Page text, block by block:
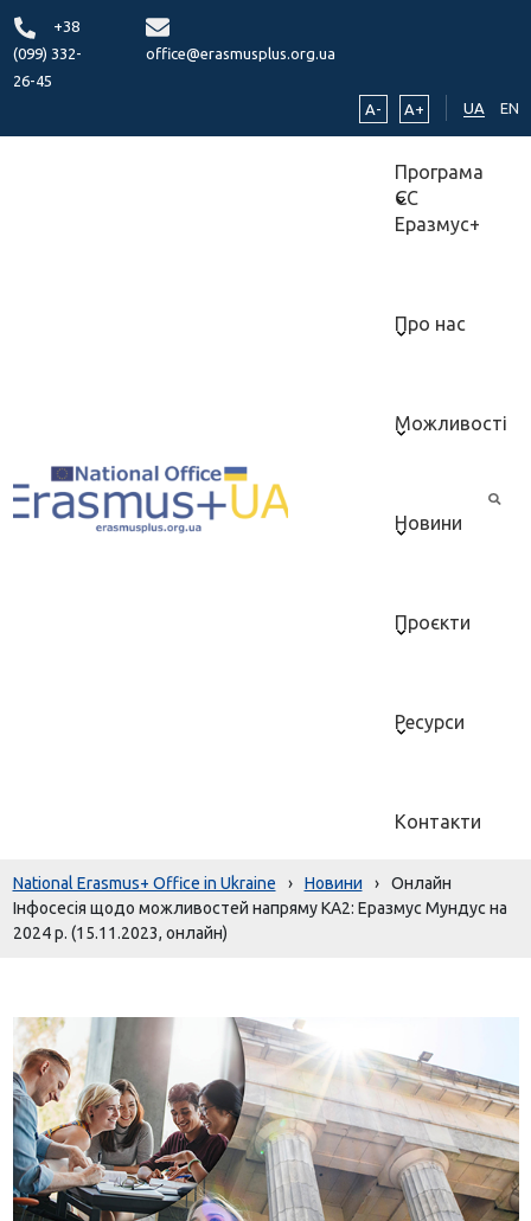
+38
(099) 332-
26-45
office@erasmusplus.org.ua
A- A+ UA EN
Програма
ЄС
Еразмус+
Про нас
Можливості
Новини
Проєкти
Ресурси
Контакти
National Erasmus+ Office in Ukraine › Новини ›
Онлайн
Інфосесія щодо можливостей напряму КА2: Еразмус Мундус на
2024 р. (15.11.2023, онлайн)